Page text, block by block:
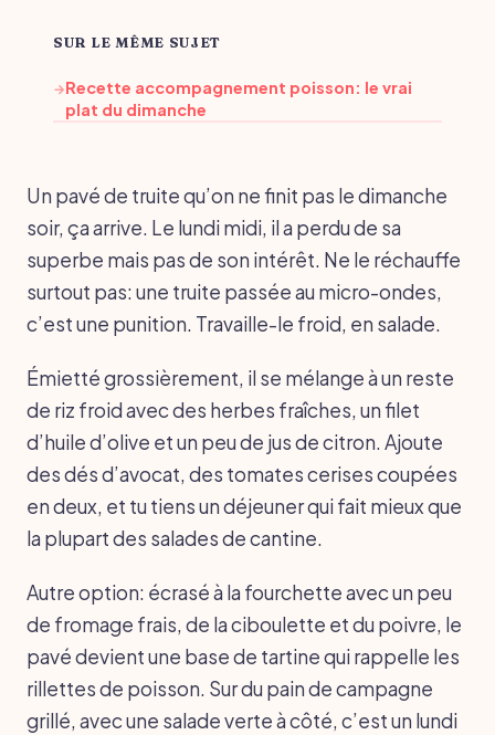
SUR LE MÊME SUJET
→Recette accompagnement poisson: le vrai
plat du dimanche
Un pavé de truite qu’on ne finit pas le dimanche
soir, ça arrive. Le lundi midi, il a perdu de sa
superbe mais pas de son intérêt. Ne le réchauffe
surtout pas: une truite passée au micro-ondes,
c’est une punition. Travaille-le froid, en salade.
Émietté grossièrement, il se mélange à un reste
de riz froid avec des herbes fraîches, un filet
d’huile d’olive et un peu de jus de citron. Ajoute
des dés d’avocat, des tomates cerises coupées
en deux, et tu tiens un déjeuner qui fait mieux que
la plupart des salades de cantine.
Autre option: écrasé à la fourchette avec un peu
de fromage frais, de la ciboulette et du poivre, le
pavé devient une base de tartine qui rappelle les
rillettes de poisson. Sur du pain de campagne
grillé, avec une salade verte à côté, c’est un lundi